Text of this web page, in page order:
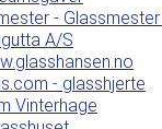
-
A/S
- glasshjerte
Vinterhage